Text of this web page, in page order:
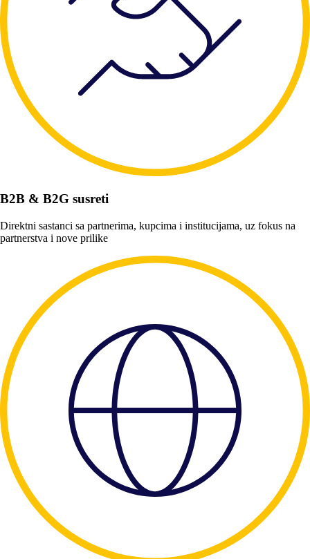
B2B & B2G susreti
Direktni sastanci sa partnerima, kupcima i institucijama, uz fokus na
partnerstva i nove prilike